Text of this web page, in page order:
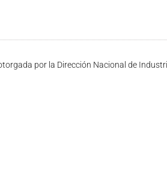
por la Dirección Nacional de